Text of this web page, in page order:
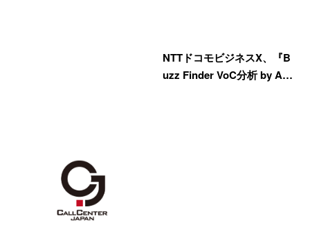
NTTドコモビジネスX、『B
uzz Finder VoC分析 by A…